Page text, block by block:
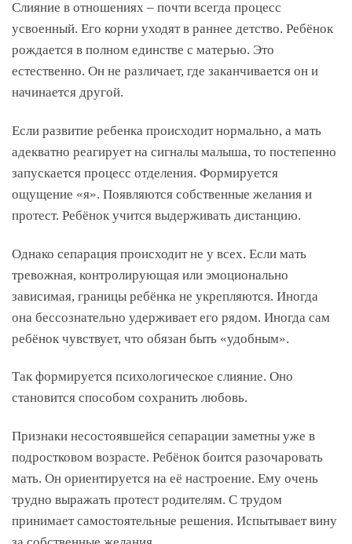
Слияние в отношениях – почти всегда процесс
усвоенный. Его корни уходят в раннее детство. Ребёнок
рождается в полном единстве с матерью. Это
естественно. Он не различает, где заканчивается он и
начинается другой.
Если развитие ребенка происходит нормально, а мать
адекватно реагирует на сигналы малыша, то постепенно
запускается процесс отделения. Формируется
ощущение «я». Появляются собственные желания и
протест. Ребёнок учится выдерживать дистанцию.
Однако сепарация происходит не у всех. Если мать
тревожная, контролирующая или эмоционально
зависимая, границы ребёнка не укрепляются. Иногда
она бессознательно удерживает его рядом. Иногда сам
ребёнок чувствует, что обязан быть «удобным».
Так формируется психологическое слияние. Оно
становится способом сохранить любовь.
Признаки несостоявшейся сепарации заметны уже в
подростковом возрасте. Ребёнок боится разочаровать
мать. Он ориентируется на её настроение. Ему очень
трудно выражать протест родителям. С трудом
принимает самостоятельные решения. Испытывает вину